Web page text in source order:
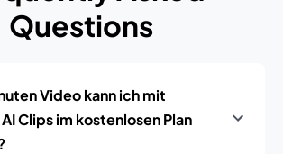
Questions
Video kann ich mit
Clips im kostenlosen Plan